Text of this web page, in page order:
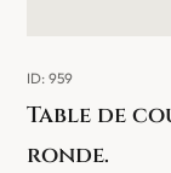
ID: 959
Table de
ronde.